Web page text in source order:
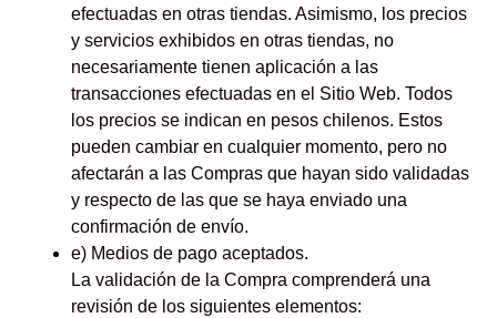
efectuadas en otras tiendas. Asimismo, los precios
y servicios exhibidos en otras tiendas, no
necesariamente tienen aplicación a las
transacciones efectuadas en el Sitio Web. Todos
los precios se indican en pesos chilenos. Estos
pueden cambiar en cualquier momento, pero no
afectarán a las Compras que hayan sido validadas
y respecto de las que se haya enviado una
confirmación de envío.
e) Medios de pago aceptados.
La validación de la Compra comprenderá una
revisión de los siguientes elementos: